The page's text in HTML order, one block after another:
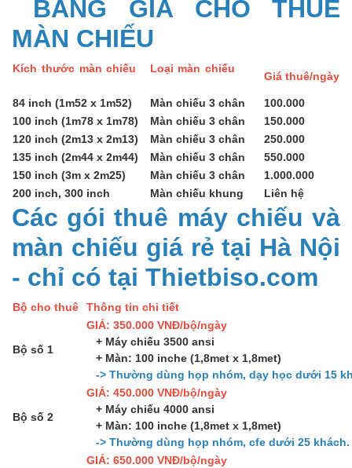
BẢNG GIÁ CHO THUÊ
MÀN CHIẾU
Kích thước màn chiếu Loại màn chiếu
Giá thuê/ngày
84 inch (1m52 x 1m52)
Màn chiếu 3 chân
100.000
100 inch (1m78 x 1m78)
Màn chiếu 3 chân
150.000
120 inch (2m13 x 2m13)
Màn chiếu 3 chân
250.000
135 inch (2m44 x 2m44)
Màn chiếu 3 chân
550.000
150 inch (3m x 2m25)
Màn chiếu 3 chân
1.000.000
200 inch, 300 inch
Màn chiếu khung Liên hệ
Các gói thuê máy chiếu và
màn chiếu giá rẻ tại Hà Nội
- chỉ có tại Thietbiso.com
Bộ cho thuê Thông tin chi tiết
Bộ số 1
GIÁ: 350.000 VNĐ/bộ/ngày
+ Máy chiếu 3500 ansi
+ Màn: 100 inche (1,8met x 1,8met)
-> Thường dùng họp nhóm, dạy học dưới 15
Bộ số 2
GIÁ: 450.000 VNĐ/bộ/ngày
+ Máy chiếu 4000 ansi
+ Màn: 100 inche (1,8met x 1,8met)
-> Thường dùng họp nhóm, cfe dưới 25 khách.
GIÁ: 650.000 VNĐ/bộ/ngày